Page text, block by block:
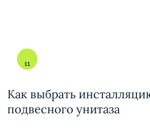
11
Как выбрать
подвесного унитаза